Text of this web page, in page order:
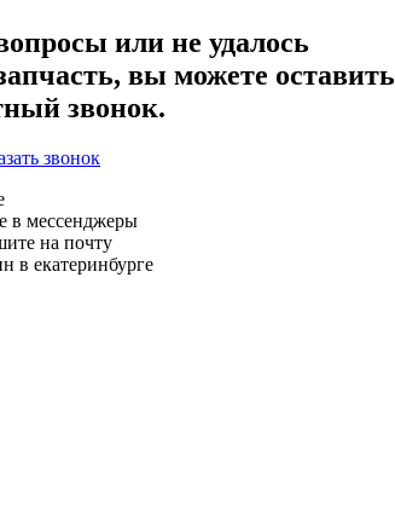
или не удалось
вы можете оставить
звонок.
звонок
в мессенджеры
на почту
в екатеринбурге